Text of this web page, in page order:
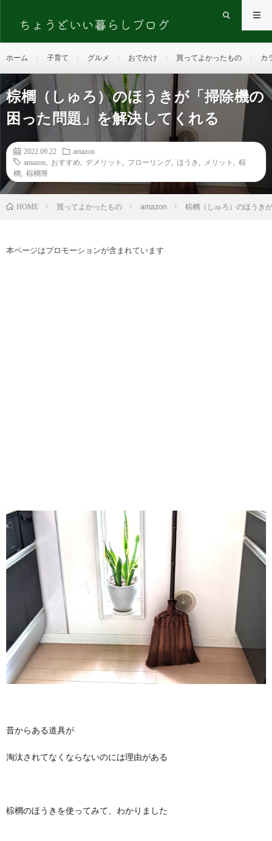
ホーム 子育て グルメ おでかけ 買ってよかったもの カ
棕櫚（しゅろ）のほうきが「掃除機の
困った問題」を解決してくれる
2022.09.22 amazon
amazon おすすめ デメリット フローリング ,ほうき メリット ,棕
櫚 ,棕櫚箒
HOME 買ってよかったもの amazon 棕櫚（しゅろ）のほうき
本ページはプロモーションが含まれています
昔からある道具が
淘汰されてなくならないのには理由がある
棕櫚のほうきを使ってみて、わかりました